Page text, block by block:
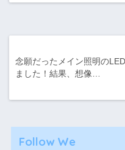
念願だったメイン照明の
ました！結果、想像…
Follow We